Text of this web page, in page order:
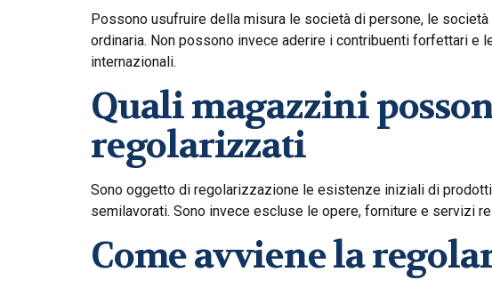
Possono usufruire della misura le società di persone, le
ordinaria. Non possono invece aderire i contribuenti forfettari e
internazionali.
Quali magazzini
regolarizzati
Sono oggetto di regolarizzazione le esistenze iniziali di
semilavorati. Sono invece escluse le opere, forniture e servizi
Come avviene la